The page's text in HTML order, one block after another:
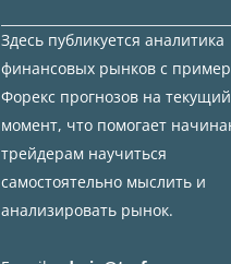
Здесь публикуется аналитика
финансовых рынков с
Форекс прогнозов на текущий
момент, что помогает
трейдерам научиться
самостоятельно мыслить и
анализировать рынок.